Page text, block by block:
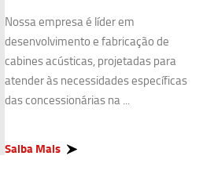
Nossa empresa é líder em
desenvolvimento e fabricação de
cabines acústicas, projetadas para
atender às necessidades específicas
das concessionárias na ...
Saiba Mais